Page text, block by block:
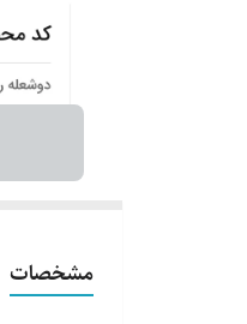
مشخصات